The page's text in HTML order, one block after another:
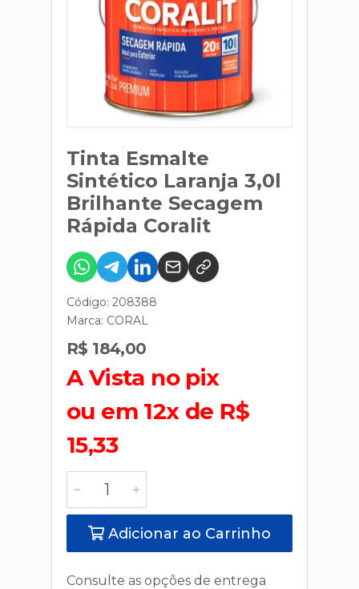
Tinta Esmalte
Sintético Laranja 3,0l
Brilhante Secagem
Rápida Coralit
Código: 208388
Marca: CORAL
R$ 184,00
A Vista no pix
ou em 12x de R$
15,33
Adicionar ao Carrinho
Consulte as opções de entrega